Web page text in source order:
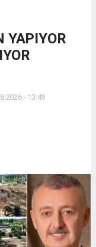
YAPIYOR
- 13:49